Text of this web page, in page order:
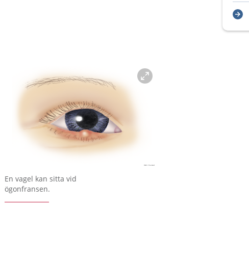
Förstora bilden
En vagel kan sitta vid
ögonfransen.